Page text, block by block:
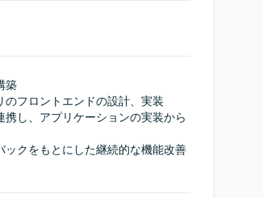
築
のフロントエンドの設計、実装
し、アプリケーションの実装から
ックをもとにした継続的な機能改善